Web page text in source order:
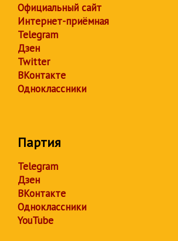
Официальный сайт
Интернет-приёмная
Telegram
Дзен
Twitter
ВКонтакте
Одноклассники
Партия
Telegram
Дзен
ВКонтакте
Одноклассники
YouTube